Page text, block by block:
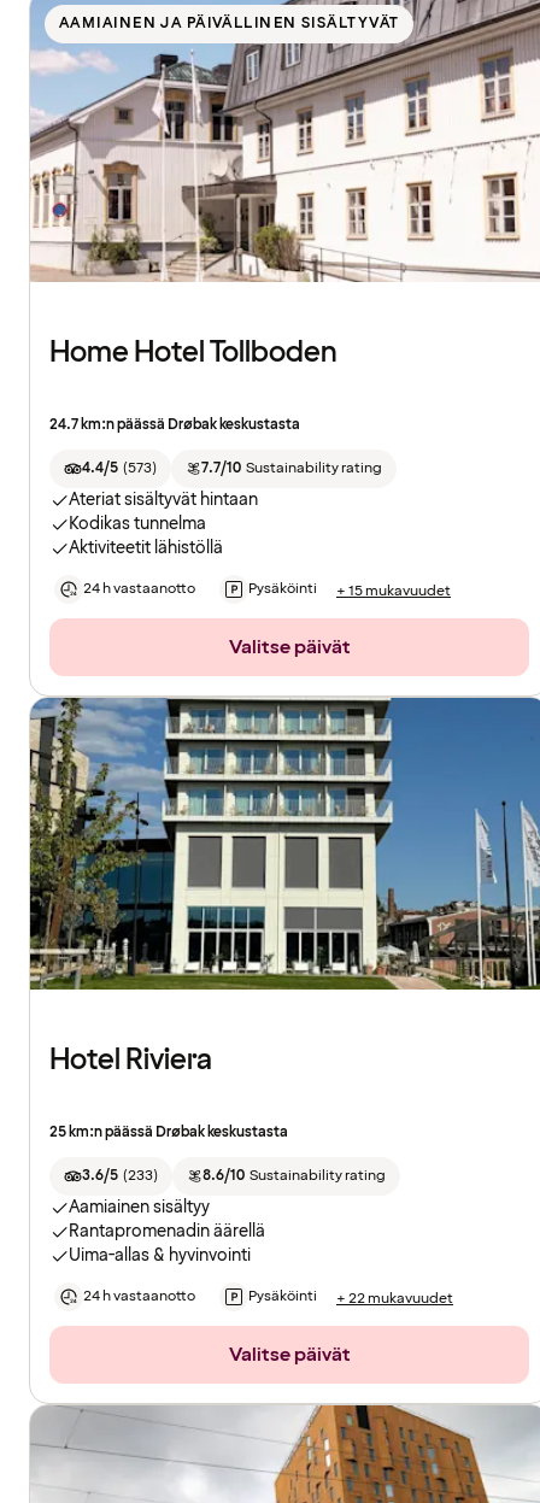
AAMIAINEN JA PÄIVÄLLINEN SISÄLTYVÄT
Home Hotel Tollboden
24.7 km:n päässä Drøbak keskustasta
4.4/5 (573) 7.7/10 Sustainability rating
Ateriat sisältyvät hintaan
Kodikas tunnelma
Aktiviteetit lähistöllä
24 h vastaanotto Pysäköinti + 15 mukavuudet
Valitse päivät
Hotel Riviera
25 km:n päässä Drøbak keskustasta
3.6/5 (233) 8.6/10 Sustainability rating
Aamiainen sisältyy
Rantapromenadin äärellä
Uima-allas & hyvinvointi
24 h vastaanotto Pysäköinti + 22 mukavuudet
Valitse päivät